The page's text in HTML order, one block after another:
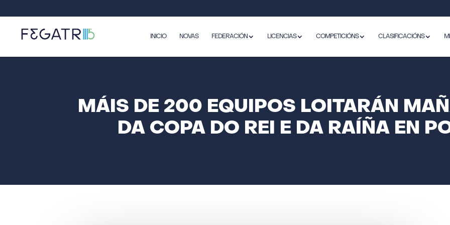
INICIO NOVAS FEDERACIÓN LICENCIAS COMPETICIÓNS CLASIFICACIÓNS
MÁIS DE 200 EQUIPOS LOITARÁN
DA COPA DO REI E DA RAÍÑA EN